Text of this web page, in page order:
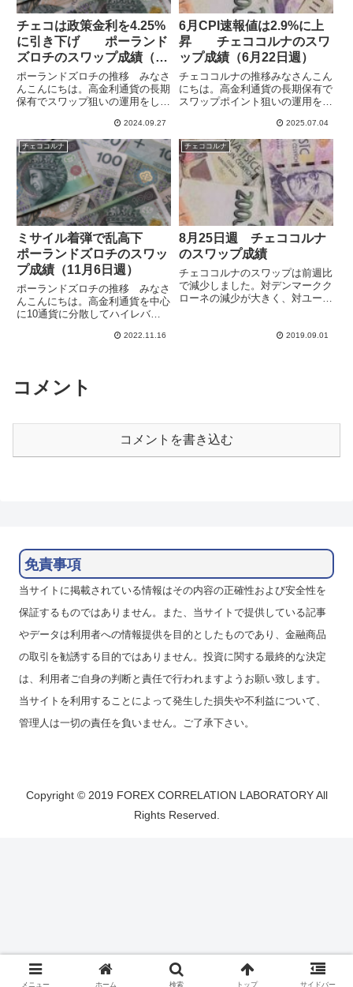
チェコは政策金利を4.25%
に引き下げ ポーランド
ズロチのスワップ成績（9
月15日週）
ポーランドズロチの推移 みなさ
んこんにちは。高金利通貨の長期
保有でスワップ狙いの運用をして
ロチとチェココルナは対ユーロで
とくに変動が小さく、新興国の高
金利通貨と比較してかなり安定し
ています。ポーランドもチェコ
も...
2024.09.27
6月CPI速報値は2.9%に上
昇 チェココルナのスワ
ップ成績（6月22日週）
チェココルナの推移みなさんこん
にちは。高金利通貨の長期保有で
スワップポイント狙いの運用をし
決済で運用縮小していますが、中
欧通貨のチェココルナは対ユーロ
で安定していて、とりあえず運用
継続中です。7月4日発表の6月...
2025.07.04
チェココルナ
ミサイル着弾で乱高下
ポーランドズロチのスワッ
プ成績（11月6日週）
ポーランドズロチの推移 みなさ
んこんにちは。高金利通貨を中心
に10通貨に分散してハイレバレ
ています。昨晩はポーランドにロ
く下落しましたが、ロシアから
発...
2022.11.16
チェココルナ
8月25日週 チェココルナ
のスワップ成績
チェココルナのスワップは前週比
で減少しました。対デンマークク
ローネの減少が大きく、対ユーロ
待です。ズロチと比較して、チェ
2019.09.01
コメント
コメントを書き込む
免責事項
当サイトに掲載されている情報はその内容の正確性および安全性を
保証するものではありません。また、当サイトで提供している記事
やデータは利用者への情報提供を目的としたものであり、金融商品
の取引を勧誘する目的ではありません。投資に関する最終的な決定
は、利用者ご自身の判断と責任で行われますようお願い致します。
当サイトを利用することによって発生した損失や不利益について、
管理人は一切の責任を負いません。ご了承下さい。
Copyright © 2019 FOREX CORRELATION LABORATORY All
Rights Reserved.
メニュー ホーム 検索 トップ サイドバー